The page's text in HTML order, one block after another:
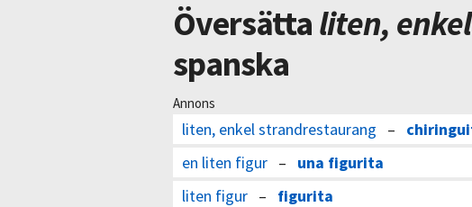
Översättaliten,
spanska
Annons
liten, enkel strandrestaurang –
en liten figur – una figurita
liten figur – figurita